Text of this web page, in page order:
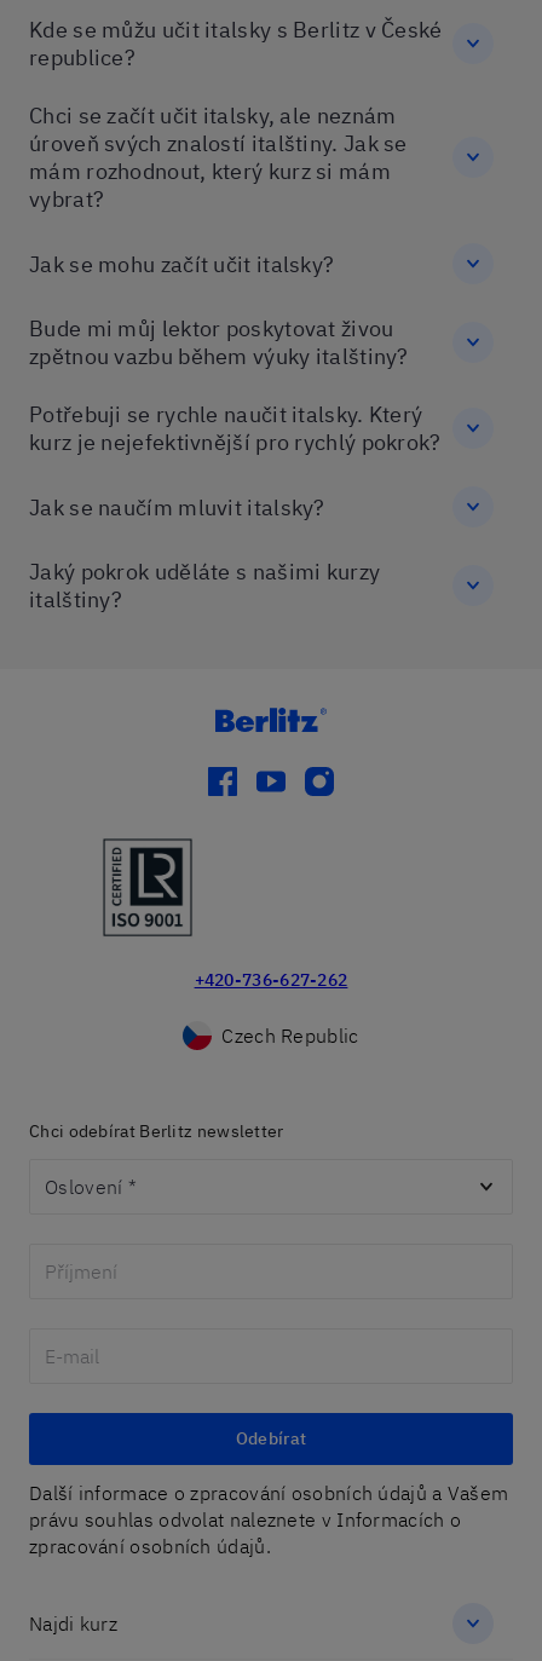
Kde se můžu učit italsky s Berlitz v České
republice?
Chci se začít učit italsky, ale neznám
úroveň svých znalostí italštiny. Jak se
mám rozhodnout, který kurz si mám
vybrat?
Jak se mohu začít učit italsky?
Bude mi můj lektor poskytovat živou
zpětnou vazbu během výuky italštiny?
Potřebuji se rychle naučit italsky. Který
kurz je nejefektivnější pro rychlý pokrok?
Jak se naučím mluvit italsky?
Jaký pokrok uděláte s našimi kurzy
italštiny?
facebook
youtubeinstagram
+420-736-627-262
Czech Republic
Chci odebírat Berlitz newsletter
Odebírat
Další informace o zpracování osobních údajů a Vašem
právu souhlas odvolat naleznete v Informacích o
zpracování osobních údajů.
Najdi kurz